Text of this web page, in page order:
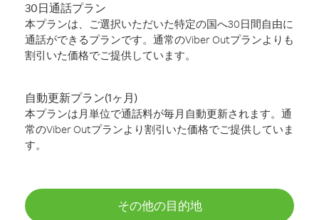
30日通話プラン
本プランは、ご選択いただいた特定の国へ30日間自由に
通話ができるプランです。通常のViber Outプランよりも
割引いた価格でご提供しています。
自動更新プラン(1ヶ月)
本プランは月単位で通話料が毎月自動更新されます。通
常のViber Outプランより割引いた価格でご提供していま
す。
その他の目的地